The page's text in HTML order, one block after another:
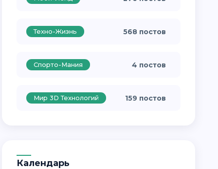
Техно-Жизнь 568 постов
Спорто-Мания 4 постов
Мир 3D Технологий 159 постов
Календарь